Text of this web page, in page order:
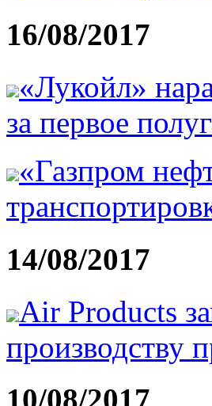
16/08/2017
«Лукойл»
за первое
«Газпром
14/08/2017
Air Products
производству